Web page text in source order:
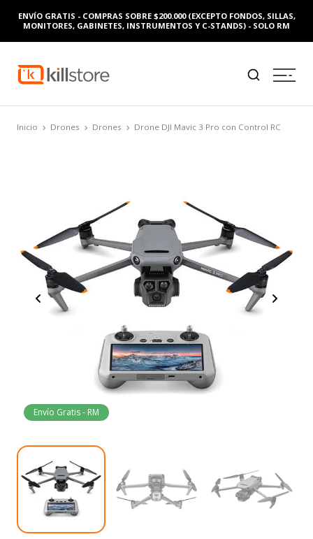
ENVÍO GRATIS - COMPRAS SOBRE $200.000 (EXCEPTO FONDOS, SILLAS,
MONITORES, GABINETES, INSTRUMENTOS Y C-STANDS) - SOLO RM
Inicio Drones Drones Drone DJI Mavic 3 Pro con Control RC
Envío Gratis - RM